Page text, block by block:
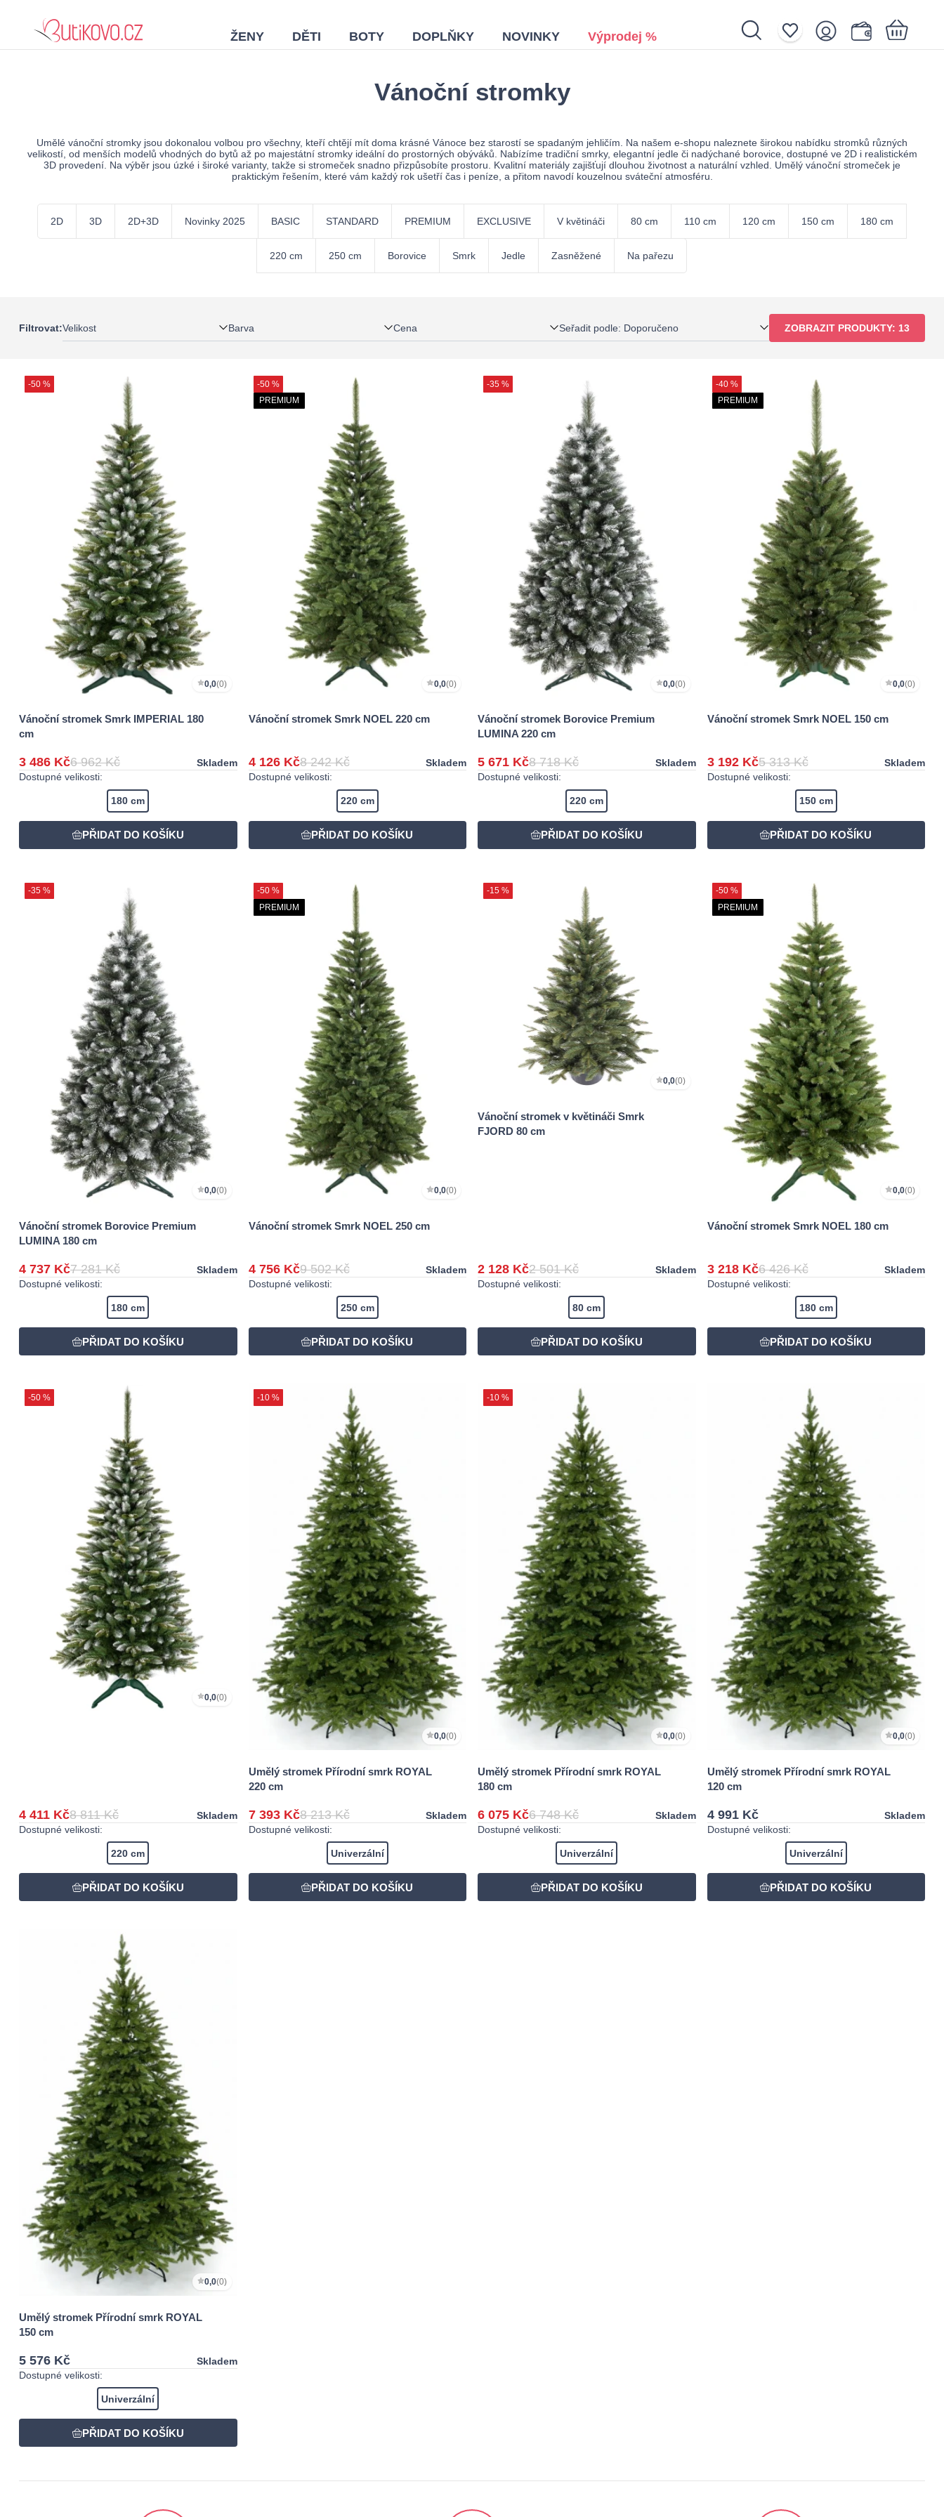
ŽENY DĚTI BOTY DOPLŇKY NOVINKY Výprodej %
Vánoční stromky
Umělé vánoční stromky jsou dokonalou volbou pro všechny, kteří chtějí mít doma krásné Vánoce bez starostí se spadaným jehličím. Na našem e-shopu naleznete širokou nabídku stromků různých
velikostí, od menších modelů vhodných do bytů až po majestátní stromky ideální do prostorných obýváků. Nabízíme tradiční smrky, elegantní jedle či nadýchané borovice, dostupné ve 2D i realistickém
3D provedení. Na výběr jsou úzké i široké varianty, takže si stromeček snadno přizpůsobíte prostoru. Kvalitní materiály zajišťují dlouhou životnost a naturální vzhled. Umělý vánoční stromeček je
praktickým řešením, které vám každý rok ušetří čas i peníze, a přitom navodí kouzelnou sváteční atmosféru.
2D 3D 2D+3D Novinky 2025 BASIC STANDARD PREMIUM EXCLUSIVE V květináči 80 cm 110 cm 120 cm 150 cm 180 cm
220 cm 250 cm Borovice Smrk Jedle Zasněžené Na pařezu
Filtrovat:Velikost Barva Cena Seřadit podle: Doporučeno ZOBRAZIT PRODUKTY: 13
-50 %
0,0(0)
Vánoční stromek Smrk IMPERIAL 180
cm
3 486 Kč6 962 Kč
Skladem
Dostupné velikosti:
180 cm
-50 %
PREMIUM
0,0(0)
Vánoční stromek Smrk NOEL 220 cm
4 126 Kč8 242 Kč
Skladem
Dostupné velikosti:
220 cm
-35 %
0,0(0)
Vánoční stromek Borovice Premium
LUMINA 220 cm
5 671 Kč8 718 Kč
Skladem
Dostupné velikosti:
220 cm
-40 %
PREMIUM
0,0(0)
Vánoční stromek Smrk NOEL 150 cm
3 192 Kč5 313 Kč
Skladem
Dostupné velikosti:
150 cm
-35 %
0,0(0)
Vánoční stromek Borovice Premium
LUMINA 180 cm
4 737 Kč7 281 Kč
Skladem
Dostupné velikosti:
180 cm
-50 %
PREMIUM
0,0(0)
Vánoční stromek Smrk NOEL 250 cm
4 756 Kč9 502 Kč
Skladem
Dostupné velikosti:
250 cm
-15 %
0,0(0)
Vánoční stromek v květináči Smrk
FJORD 80 cm
2 128 Kč2 501 Kč
Skladem
Dostupné velikosti:
80 cm
-50 %
PREMIUM
0,0(0)
Vánoční stromek Smrk NOEL 180 cm
3 218 Kč6 426 Kč
Skladem
Dostupné velikosti:
180 cm
-50 %
0,0(0)
4 411 Kč8 811 Kč
Skladem
Dostupné velikosti:
220 cm
-10 %
0,0(0)
Umělý stromek Přírodní smrk ROYAL
220 cm
7 393 Kč8 213 Kč
Skladem
Dostupné velikosti:
Univerzální
-10 %
0,0(0)
Umělý stromek Přírodní smrk ROYAL
180 cm
6 075 Kč6 748 Kč
Skladem
Dostupné velikosti:
Univerzální
0,0(0)
Umělý stromek Přírodní smrk ROYAL
120 cm
4 991 Kč
Skladem
Dostupné velikosti:
Univerzální
0,0(0)
Umělý stromek Přírodní smrk ROYAL
150 cm
5 576 Kč
Skladem
Dostupné velikosti:
Univerzální